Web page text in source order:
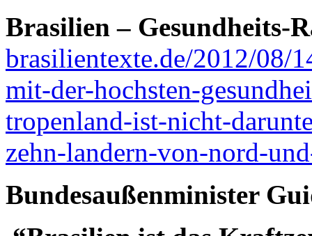
Brasilien – Gesundheits-
brasilientexte.de/2012/08/
mit-der-hochsten-
tropenland-ist-nicht-
zehn-landern-von-nord-
Bundesaußenminister